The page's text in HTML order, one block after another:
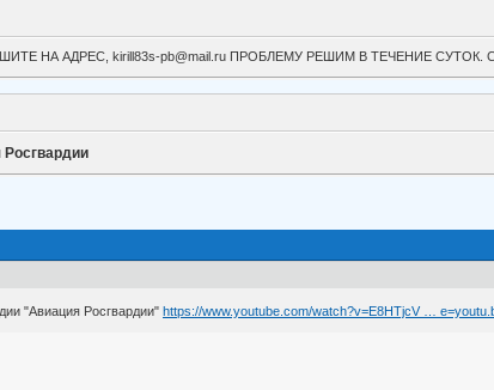
НА АДРЕС, kirill83s-pb@mail.ru ПРОБЛЕМУ РЕШИМ В ТЕЧЕНИЕ
Росгвардии
"Авиация Росгвардии"https://www.youtube.com/watch?v=E8HTjcV …